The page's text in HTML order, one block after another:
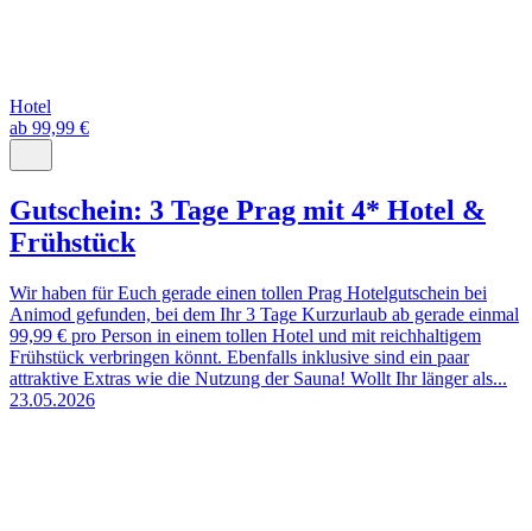
Hotel
ab 99,99 €
Gutschein: 3 Tage Prag mit 4* Hotel &
Frühstück
Wir haben für Euch gerade einen tollen Prag Hotelgutschein bei
Animod gefunden, bei dem Ihr 3 Tage Kurzurlaub ab gerade einmal
99,99 € pro Person in einem tollen Hotel und mit reichhaltigem
Frühstück verbringen könnt. Ebenfalls inklusive sind ein paar
attraktive Extras wie die Nutzung der Sauna! Wollt Ihr länger als...
23.05.2026